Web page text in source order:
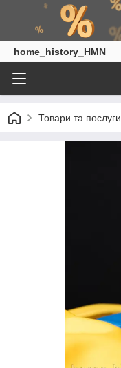
home_history_HMN
Товари та послуги